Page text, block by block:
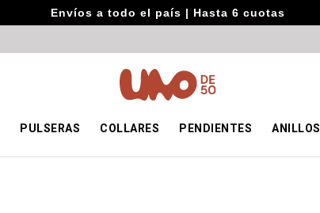
Envíos a todo el país | Hasta 6 cuotas
PULSERAS COLLARES PENDIENTES ANILLOS